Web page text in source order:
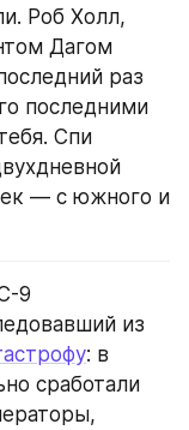
Роб Холл,
Дагом
раз
последними
Спи
— с южного и
9
из
: в
сработали